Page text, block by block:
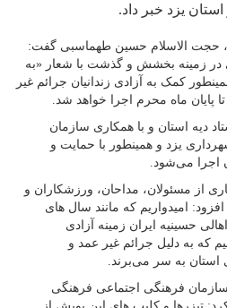
یزد خبر داد.
، حجت الاسلام حسین طهماسبی گفت:
زمینه بخشش و گذشت با شعار «به
کمک به آزادی زندانیان جرائم غیر
پایان ماه محرم اجرا خواهد شد.
دیه استان و با همکاری سازمان
یزد و همینطور با حمایت و
اجرا می‌شود.
از مسئولان، مداحان، ورزشکاران و
امیدواریم که مانند سال های
حسینیه ایران زمینه آزادی
که به دلیل جرائم غیر عمد و
استان به سر می‌برند.
فرهنگی اجتماعی فرهنگی